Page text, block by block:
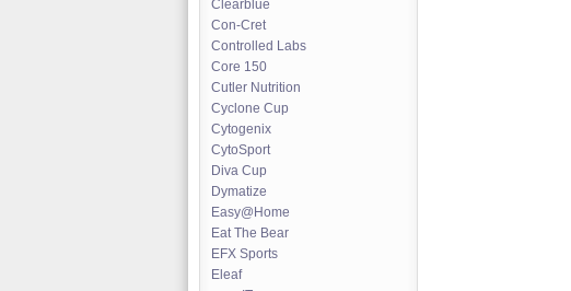
Clearblue
Con-Cret
Controlled Labs
Core 150
Cutler Nutrition
Cyclone Cup
Cytogenix
CytoSport
Diva Cup
Dymatize
Easy@Home
Eat The Bear
EFX Sports
Eleaf